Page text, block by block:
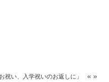
«
祝い、入学祝いのお返しに」
»